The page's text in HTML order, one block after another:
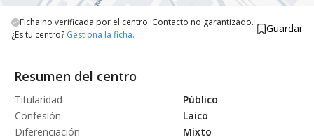
Ficha no verificada por el centro. Contacto no garantizado.
¿Es tu centro? Gestiona la ficha. Guardar
Resumen del centro
Titularidad
Público
Confesión
Laico
Diferenciación
Mixto